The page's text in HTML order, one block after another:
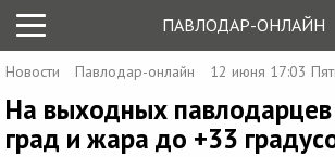
ПАВЛОДАР-ОНЛАЙН
Новости Павлодар-онлайн 12 июня 17:03
На выходных
град и жара до +33